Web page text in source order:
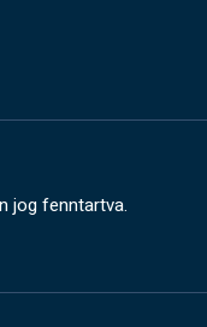
jog fenntartva.